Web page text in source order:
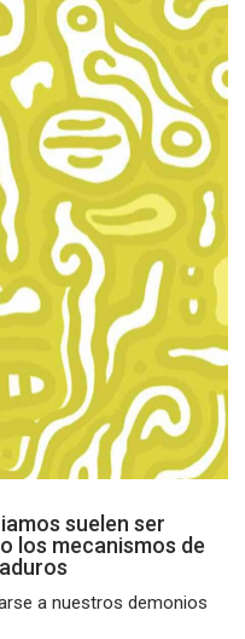
suelen ser
los mecanismos de
a nuestros demonios